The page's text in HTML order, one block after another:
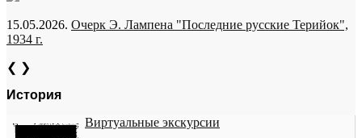
15.05.2026. Очерк Э. Лампена "Последние русские Терийок",
1934 г.
❮ ❯
История
Виртуальные экскурсии